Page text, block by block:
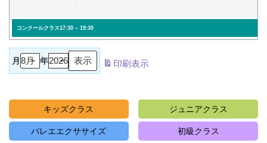
コンクールクラス17:30 – 19:30
月 年 印刷表示
キッズクラス ジュニアクラス
バレエエクササイズ 初級クラス